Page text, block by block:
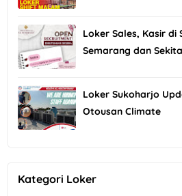
Loker Sales, Kasir di
Semarang dan
Loker Sukoharjo
Otousan Climate
Kategori Loker